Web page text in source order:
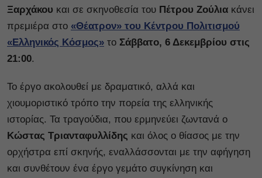
Ξαρχάκου και σε σκηνοθεσία του Πέτρου Ζούλια κάνει
πρεμιέρα στο «Θέατρον» του Κέντρου Πολιτισμού
«Ελληνικός Κόσμος» το Σάββατο, 6 Δεκεμβρίου στις
21:00.
Το έργο ακολουθεί με δραματικό, αλλά και
χιουμοριστικό τρόπο την πορεία της ελληνικής
ιστορίας. Τα τραγούδια, που ερμηνεύει ζωντανά ο
Κώστας Τριανταφυλλίδης και όλος ο θίασος με την
ορχήστρα επί σκηνής, εναλλάσσονται με την αφήγηση
και συνθέτουν ένα έργο γεμάτο συγκίνηση και